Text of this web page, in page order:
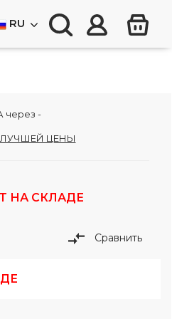
RU
через -
ЛУЧШЕЙ ЦЕНЫ
НА СКЛАДЕ
Сравнить